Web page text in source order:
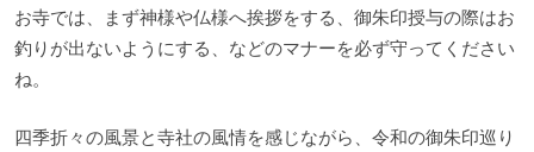
お寺では、まず神様や仏様へ挨拶をする、御朱印授与の際はお
釣りが出ないようにする、などのマナーを必ず守ってください
ね。
四季折々の風景と寺社の風情を感じながら、令和の御朱印巡り